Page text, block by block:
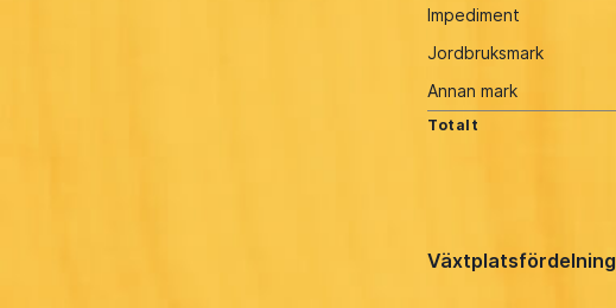
Impediment
Jordbruksmark
Annan mark
Totalt
Växtplatsfördelning